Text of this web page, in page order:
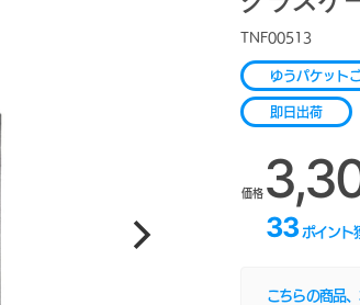
TNF00513
ゆうパケット
即日出荷
価格
33ポイント
こちらの商品